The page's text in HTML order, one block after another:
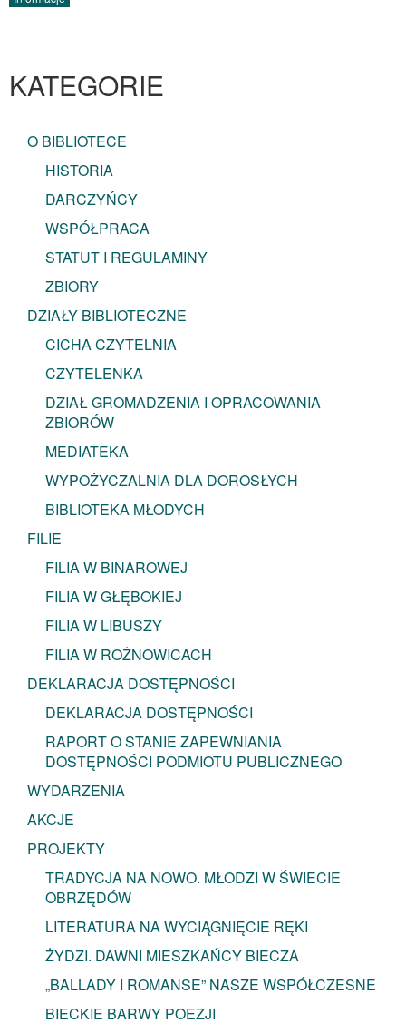
KATEGORIE
O BIBLIOTECE
HISTORIA
DARCZYŃCY
WSPÓŁPRACA
STATUT I REGULAMINY
ZBIORY
DZIAŁY BIBLIOTECZNE
CICHA CZYTELNIA
CZYTELENKA
DZIAŁ GROMADZENIA I OPRACOWANIA
ZBIORÓW
MEDIATEKA
WYPOŻYCZALNIA DLA DOROSŁYCH
BIBLIOTEKA MŁODYCH
FILIE
FILIA W BINAROWEJ
FILIA W GŁĘBOKIEJ
FILIA W LIBUSZY
FILIA W ROŻNOWICACH
DEKLARACJA DOSTĘPNOŚCI
DEKLARACJA DOSTĘPNOŚCI
RAPORT O STANIE ZAPEWNIANIA
DOSTĘPNOŚCI PODMIOTU PUBLICZNEGO
WYDARZENIA
AKCJE
PROJEKTY
TRADYCJA NA NOWO. MŁODZI W ŚWIECIE
OBRZĘDÓW
LITERATURA NA WYCIĄGNIĘCIE RĘKI
ŻYDZI. DAWNI MIESZKAŃCY BIECZA
„BALLADY I ROMANSE” NASZE WSPÓŁCZESNE
BIECKIE BARWY POEZJI